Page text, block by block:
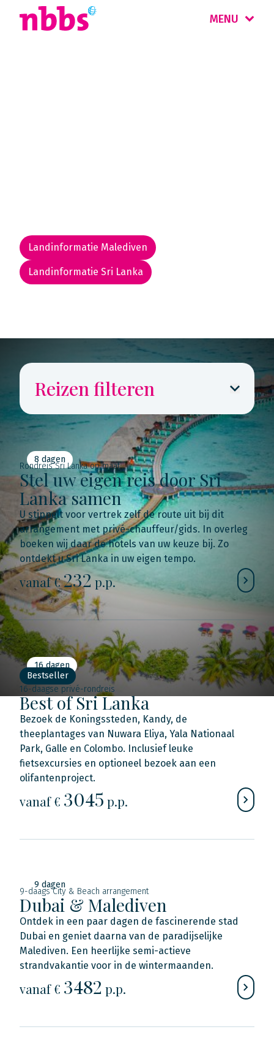
MENU
Landinformatie Malediven
Landinformatie Sri Lanka
Reizen filteren
8 dagen
Rondreis Sri Lanka op maat
Stel uw eigen reis door Sri
Lanka samen
U stippelt voor vertrek zelf de route uit bij dit
arrangement met privé-chauffeur/gids. In overleg
boeken wij daar de hotels van uw keuze bij. Zo
ontdekt u Sri Lanka in uw eigen tempo.
vanaf €232p.p.
16 dagen
Bestseller
16-daagse privé-rondreis
Best of Sri Lanka
Bezoek de Koningssteden, Kandy, de
theeplantages van Nuwara Eliya, Yala Nationaal
Park, Galle en Colombo. Inclusief leuke
fietsexcursies en optioneel bezoek aan een
olifantenproject.
vanaf € 3045 p.p.
9 dagen
9-daags City & Beach arrangement
Dubai & Malediven
Ontdek in een paar dagen de fascinerende stad
Dubai en geniet daarna van de paradijselijke
Malediven. Een heerlijke semi-actieve
strandvakantie voor in de wintermaanden.
vanaf € 3482 p.p.